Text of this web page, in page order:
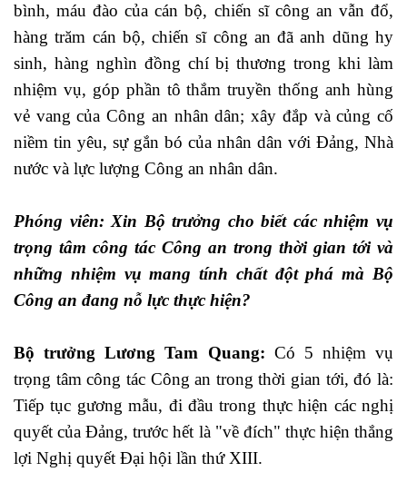
bình, máu đào của cán bộ, chiến sĩ công an vẫn đổ,
hàng trăm cán bộ, chiến sĩ công an đã anh dũng hy
sinh, hàng nghìn đồng chí bị thương trong khi làm
nhiệm vụ, góp phần tô thắm truyền thống anh hùng
vẻ vang của Công an nhân dân; xây đắp và củng cố
niềm tin yêu, sự gắn bó của nhân dân với Đảng, Nhà
nước và lực lượng Công an nhân dân.
Phóng viên: Xin Bộ trưởng cho biết các nhiệm vụ
trọng tâm công tác Công an trong thời gian tới và
những nhiệm vụ mang tính chất đột phá mà Bộ
Công an đang nỗ lực thực hiện?
Bộ trưởng Lương Tam Quang: Có 5 nhiệm vụ
trọng tâm công tác Công an trong thời gian tới, đó là:
Tiếp tục gương mẫu, đi đầu trong thực hiện các nghị
quyết của Đảng, trước hết là "về đích" thực hiện thắng
lợi Nghị quyết Đại hội lần thứ XIII.